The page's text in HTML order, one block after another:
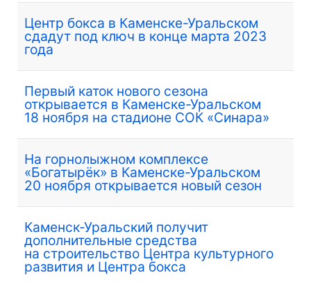
Центр бокса в Каменске-Уральском
сдадут под ключ в конце марта 2023
года
Первый каток нового сезона
открывается в Каменске-Уральском
18 ноября на стадионе СОК «Синара»
На горнолыжном комплексе
«Богатырёк» в Каменске-Уральском
20 ноября открывается новый сезон
Каменск-Уральский получит
дополнительные средства
на строительство Центра культурного
развития и Центра бокса